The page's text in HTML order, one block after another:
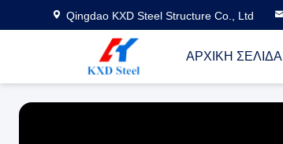
Qingdao KXD Steel Structure Co., Ltd
ΑΡΧΙΚΉ ΣΕΛΊΔΑ